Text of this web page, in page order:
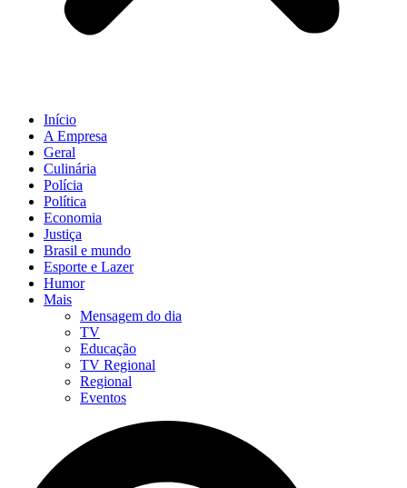
Início
A Empresa
Geral
Culinária
Polícia
Política
Economia
Justiça
Brasil e mundo
Esporte e Lazer
Humor
Mais
Mensagem do dia
TV
Educação
TV Regional
Regional
Eventos